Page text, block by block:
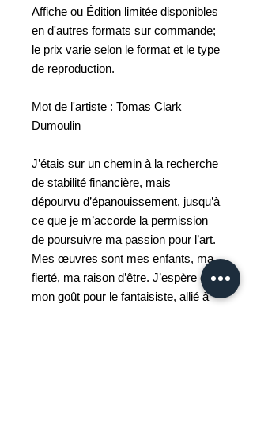
Affiche ou Édition limitée disponibles
en d'autres formats sur commande;
le prix varie selon le format et le type
de reproduction.
Mot de l'artiste : Tomas Clark
Dumoulin
J’étais sur un chemin à la recherche
de stabilité financière, mais
dépourvu d’épanouissement, jusqu’à
ce que je m’accorde la permission
de poursuivre ma passion pour l’art.
Mes œuvres sont mes enfants, ma
fierté, ma raison d’être. J’espère que
mon goût pour le fantaisiste, allié à